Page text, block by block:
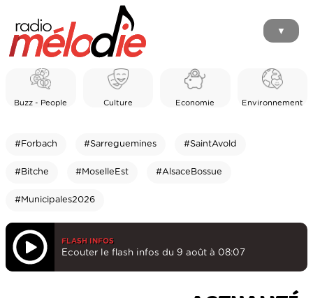
▼
Buzz - People Culture Economie Environnement
#Forbach #Sarreguemines #SaintAvold
#Bitche #MoselleEst #AlsaceBossue
#Municipales2026
FLASH INFOS
Ecouter le flash infos du 9 août à 08:07